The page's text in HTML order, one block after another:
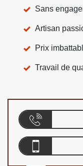
Sans
Artisan
Prix
Travail de